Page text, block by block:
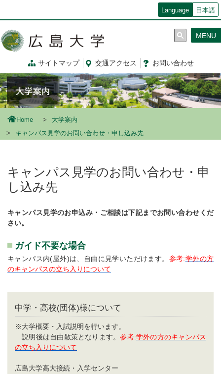
コ
ン
ツ
に
移
動
Language 日本語
サイトマップ 交通アクセス お問い合わせ
MENU
Home
大学案内
キャンパス見学のお問い合わせ・申し込み先
キャンパス見学のお問い合わせ・申
し込み先
キャンパス見学のお申込み・ご相談は下記までお問い合わせくだ
さい。
ガイド不要な場合
キャンパス内(屋外)は、自由に見学いただけます。 参考:学外の方
のキャンパスの立ち入りについて
中学・高校(団体)様について
※大学概要・入試説明を行います。
説明後は自由散策となります。参考:学外の方のキャンパス
の立ち入りについて
広島大学高大接続・入学センター